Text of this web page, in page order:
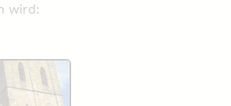
wird: